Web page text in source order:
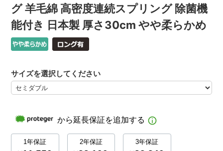
グ 羊毛綿 高密度連続スプリング 除菌機
能付き 日本製 厚さ30cm やや柔らかめ
サイズを選択してください